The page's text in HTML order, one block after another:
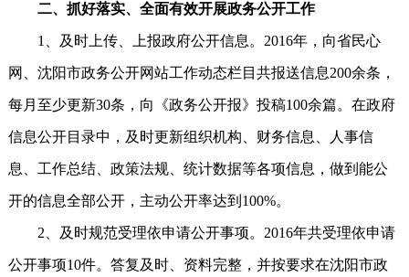
二、抓好落实、全面有效开展政务公开工作
1、及时上传、上报政府公开信息。2016年，向省民心
网、沈阳市政务公开网站工作动态栏目共报送信息200余条，
每月至少更新30条，向《政务公开报》投稿100余篇。在政府
信息公开目录中，及时更新组织机构、财务信息、人事信
息、工作总结、政策法规、统计数据等各项信息，做到能公
开的信息全部公开，主动公开率达到100%。
2、及时规范受理依申请公开事项。2016年共受理依申请
公开事项10件。答复及时、资料完整，并按要求在沈阳市政